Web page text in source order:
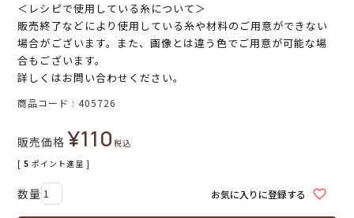
＜レシピで使用している糸について＞
販売終了などにより使用している糸や材料のご用意ができない
場合がございます。また、画像とは違う色でご用意が可能な場
合もございます。
詳しくはお問い合わせください。
商品コード 405726
販売価格 ¥110税込
[ 5 ポイント進呈 ]
お気に入りに登録する